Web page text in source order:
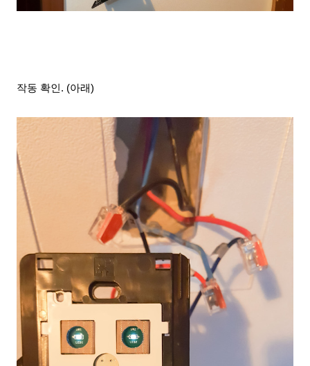
작동 확인. (아래)